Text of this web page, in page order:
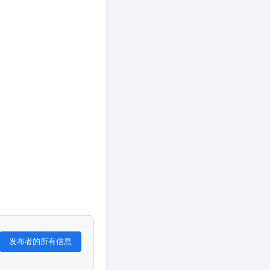
发布者的所有信息